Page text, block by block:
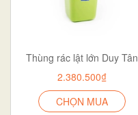
Thùng rác lật lớn Duy Tân
2.380.500₫
CHỌN MUA